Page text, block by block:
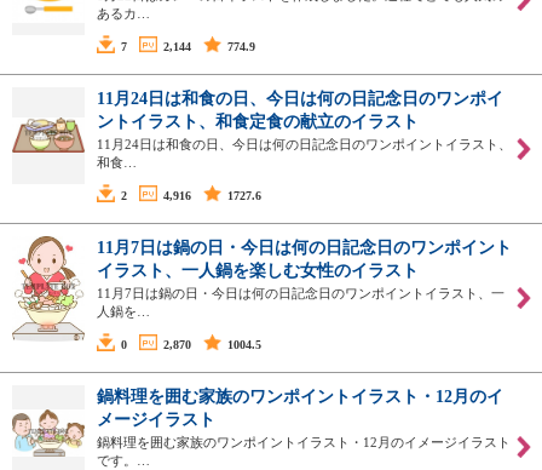
あるカ…
7 2,144 774.9
11月24日は和食の日、今日は何の日記念日のワンポイ
ントイラスト、和食定食の献立のイラスト
11月24日は和食の日、今日は何の日記念日のワンポイントイラスト、
和食…
2 4,916 1727.6
11月7日は鍋の日・今日は何の日記念日のワンポイント
イラスト、一人鍋を楽しむ女性のイラスト
11月7日は鍋の日・今日は何の日記念日のワンポイントイラスト、一
人鍋を…
0 2,870 1004.5
鍋料理を囲む家族のワンポイントイラスト・12月のイ
メージイラスト
鍋料理を囲む家族のワンポイントイラスト・12月のイメージイラスト
です。…